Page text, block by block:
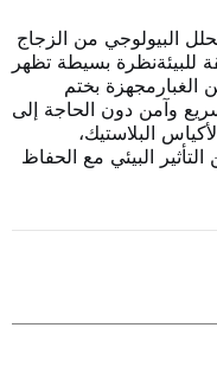
البيولوجي من الزجاج
للبيئةنظرة بسيطة تظهر
الغبارمجهزة بختم
وآمن دون الحاجة إلى
البلاستيك،
البيئي مع الحفاظ